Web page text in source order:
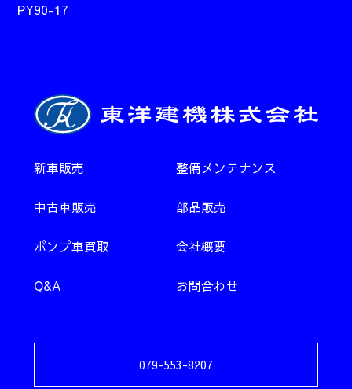
PY90-17
新車販売 整備メンテナンス
中古車販売 部品販売
ポンプ車買取 会社概要
Q&A お問合わせ
079-553-8207